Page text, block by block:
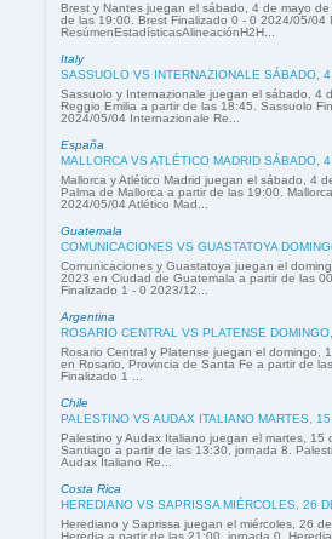
Brest y Nantes juegan el sábado, 4 de mayo
de las 19:00. Brest Finalizado 0 - 0 2024/05/04
ResúmenEstadísticasAlineaciónH2H...
Italy
SASSUOLO VS INTERNAZIONALE SÁBADO,
Sassuolo y Internazionale juegan el sábado, 4
Reggio Emilia a partir de las 18:45. Sassuolo
2024/05/04 Internazionale Re...
España
MALLORCA VS ATLÉTICO MADRID SÁBADO,
Mallorca y Atlético Madrid juegan el sábado, 4
Palma de Mallorca a partir de las 19:00.
2024/05/04 Atlético Mad...
Guatemala
COMUNICACIONES VS GUASTATOYA
Comunicaciones y Guastatoya juegan el
2023 en Ciudad de Guatemala a partir de las
Finalizado 1 - 0 2023/12...
Argentina
ROSARIO CENTRAL VS PLATENSE
Rosario Central y Platense juegan el domingo,
en Rosario, Provincia de Santa Fe a partir de
Finalizado 1 ...
Chile
PALESTINO VS AUDAX ITALIANO MARTES,
Palestino y Audax Italiano juegan el martes, 15
Santiago a partir de las 13:30, jornada 8.
Audax Italiano Re...
Costa Rica
HEREDIANO VS SAPRISSA MIÉRCOLES, 26
Herediano y Saprissa juegan el miércoles, 26